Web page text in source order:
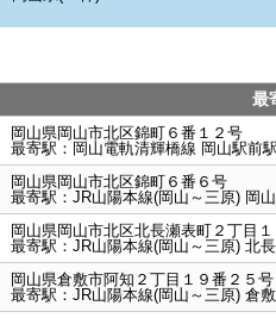
最
岡山県岡山市北区錦町６番１２号
最寄駅： 岡山電軌清輝橋線 岡山駅前駅
岡山県岡山市北区錦町６番６号
最寄駅： JR山陽本線(岡山～三原) 岡
岡山県岡山市北区北長瀬表町２丁目
最寄駅： JR山陽本線(岡山～三原) 北
岡山県倉敷市阿知２丁目１９番２５号
最寄駅： JR山陽本線(岡山～三原) 倉